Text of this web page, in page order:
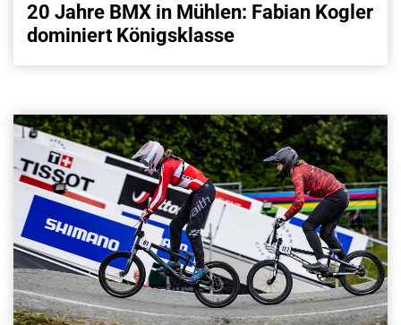
20 Jahre BMX in Mühlen: Fabian Kogler
dominiert Königsklasse